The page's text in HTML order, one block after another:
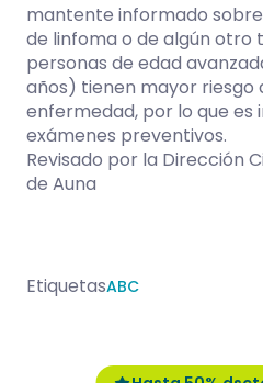
mantente informado
de linfoma o de algún otro
personas de edad
años) tienen mayor riesgo
enfermedad, por lo que
exámenes preventivos.
Revisado por la Dirección
de Auna
EtiquetasABC